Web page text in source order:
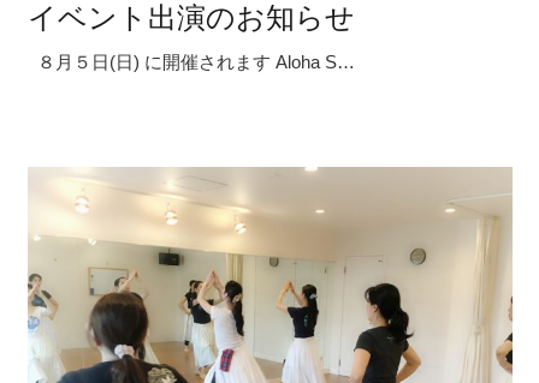
イベント出演のお知らせ
８月５日(日) に開催されます Aloha S…